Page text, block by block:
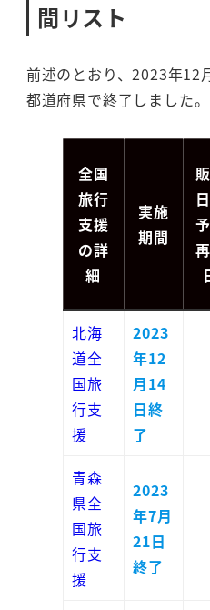
間リスト
前述のとおり、2023年12
都道府県で終了しました。
全国
旅行
支援
の詳
細
実施
期間
北海
道全
国旅
行支
援
2023
年12
月14
日終
了
青森
県全
国旅
行支
援
2023
年7月
21日
終了